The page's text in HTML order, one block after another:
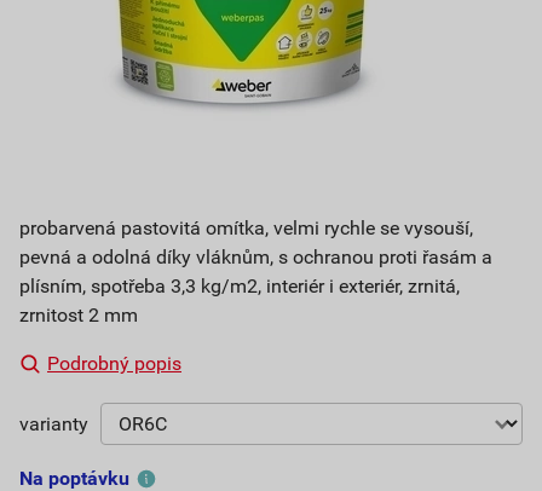
probarvená pastovitá omítka, velmi rychle se vysouší,
pevná a odolná díky vláknům, s ochranou proti řasám a
plísním, spotřeba 3,3 kg/m2, interiér i exteriér, zrnitá,
zrnitost 2 mm
Podrobný popis
varianty
Na poptávku